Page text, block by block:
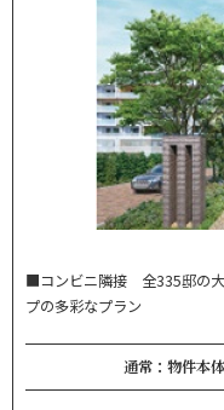
■コンビニ隣接 全335邸の
プの多彩なプラン
通常：物件本